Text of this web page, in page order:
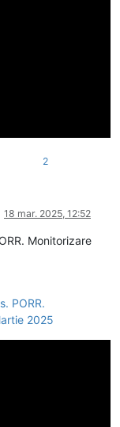
2
18 mar. 2025, 12:52
Monitorizare
PORR.
2025